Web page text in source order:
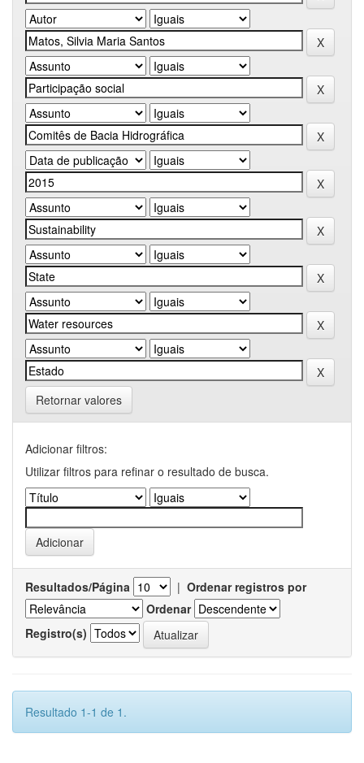
Retornar valores
Adicionar filtros:
Utilizar filtros para refinar o resultado de busca.
Resultados/Página | Ordenar registros por
Ordenar
Registro(s)
Resultado 1-1 de 1.